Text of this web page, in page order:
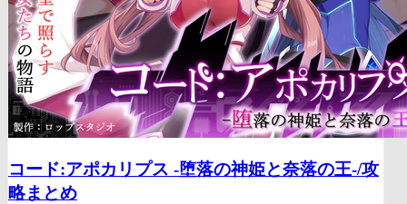
コード:アポカリプス -堕落の神姫と奈落の王-/攻
略まとめ